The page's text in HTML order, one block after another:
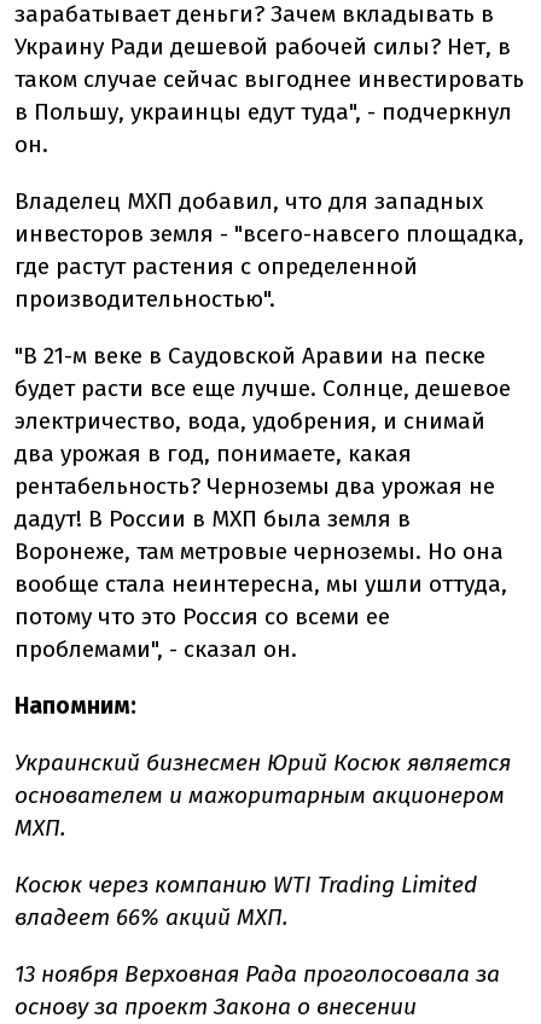
зарабатывает деньги? Зачем вкладывать в
Украину Ради дешевой рабочей силы? Нет, в
таком случае сейчас выгоднее инвестировать
в Польшу, украинцы едут туда", - подчеркнул
он.
Владелец МХП добавил, что для западных
инвесторов земля - ​​"всего-навсего площадка,
где растут растения с определенной
производительностью".
"В 21-м веке в Саудовской Аравии на песке
будет расти все еще лучше. Солнце, дешевое
электричество, вода, удобрения, и снимай
два урожая в год, понимаете, какая
рентабельность? Черноземы два урожая не
дадут! В России в МХП была земля в
Воронеже, там метровые черноземы. Но она
вообще стала неинтересна, мы ушли оттуда,
потому что это Россия со всеми ее
проблемами", - сказал он.
Напомним:
Украинский бизнесмен Юрий Косюк является
основателем и мажоритарным акционером
МХП.
Косюк через компанию WTI Trading Limited
владеет 66% акций МХП.
13 ноября Верховная Рада проголосовала за
основу за проект Закона о внесении